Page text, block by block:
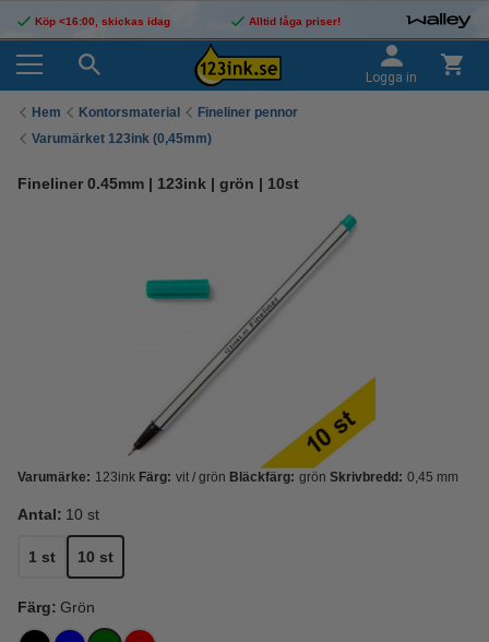
Köp <16:00, skickas idag Alltid låga priser!
Logga in
Hem Kontorsmaterial
Fineliner pennor
Varumärket 123ink (0,45mm)
Fineliner 0.45mm | 123ink | grön | 10st
Varumärke: 123ink Färg: vit / grön Bläckfärg: grön Skrivbredd: 0,45 mm
Antal: 10 st
1 st 10 st
Färg: Grön